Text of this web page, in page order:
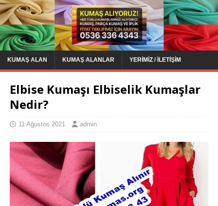
KUMAŞ ALAN KUMAŞ ALANLAR YERIMIZ / İLETIŞIM
Elbise Kumaşı Elbiselik Kumaşlar
Nedir?
11 Ağustos 2021 admin